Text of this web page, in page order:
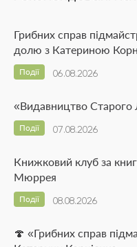
Грибних справ
долю з Катериною
06.08.2026
Події
«Видавництво
07.08.2026
Події
Книжковий клуб за
Мюррея
08.08.2026
Події
🍄 «Грибних справ